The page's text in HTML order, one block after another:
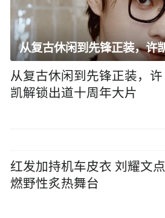
从复古休闲到先锋正装，许
凯解锁出道十周年大片
红发加持机车皮衣 刘耀文点
燃野性炙热舞台